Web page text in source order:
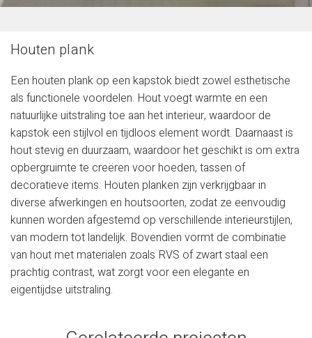
Houten plank
Een houten plank op een kapstok biedt zowel esthetische
als functionele voordelen. Hout voegt warmte en een
natuurlijke uitstraling toe aan het interieur, waardoor de
kapstok een stijlvol en tijdloos element wordt. Daarnaast is
hout stevig en duurzaam, waardoor het geschikt is om extra
opbergruimte te creëren voor hoeden, tassen of
decoratieve items. Houten planken zijn verkrijgbaar in
diverse afwerkingen en houtsoorten, zodat ze eenvoudig
kunnen worden afgestemd op verschillende interieurstijlen,
van modern tot landelijk. Bovendien vormt de combinatie
van hout met materialen zoals RVS of zwart staal een
prachtig contrast, wat zorgt voor een elegante en
eigentijdse uitstraling.